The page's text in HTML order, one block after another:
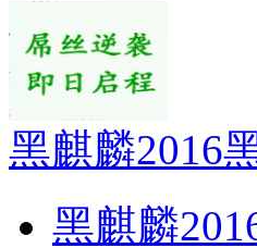
黑麒麟2016
黑麒麟